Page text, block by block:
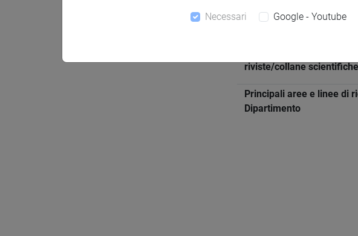
riviste/collane scientifiche
Principali aree e linee di
Dipartimento
Necessari Google - Youtube